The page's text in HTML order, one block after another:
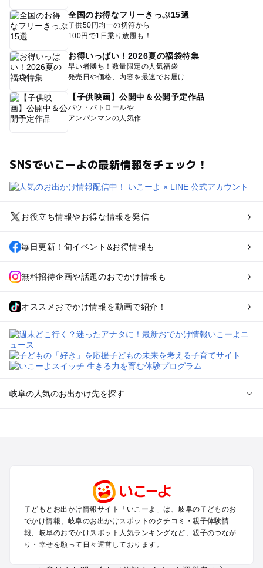
全国のお得なフリーきっぷ15選
子供50円均一の切符から
100円で1日乗り放題も！
お得いっぱい！2026夏の福袋特集
早い者勝ち！数量限定の人気福袋
発売日や価格、内容を最速でお届け
【子供映画】公開中＆公開予定作品
パウ・パトロールや
アンパンマンの人気作
SNSでいこーよの最新情報をチェック！
お役立ち情報やお得な情報を発信
毎日更新！旬イベント&お得情報も
無料招待企画や話題のおでかけ情報も
オススメおでかけ情報を動画で紹介！
岐阜の人気のお出かけ先を探す
高山・下呂・飛騨・奥飛騨周辺のプールお出かけ
郡上・美濃・関のプールお出かけ
木曽路・木曽周辺のプールお出かけ
白川郷のプールお出かけ
子どもとお出かけ情報サイト「いこーよ」は、岐阜の子どものお
でかけ情報、岐阜のお出かけスポットのクチコミ・親子体験情
報、岐阜のおでかけスポット人気ランキングなど、親子のつなが
り・幸せを願って日々運営しております。